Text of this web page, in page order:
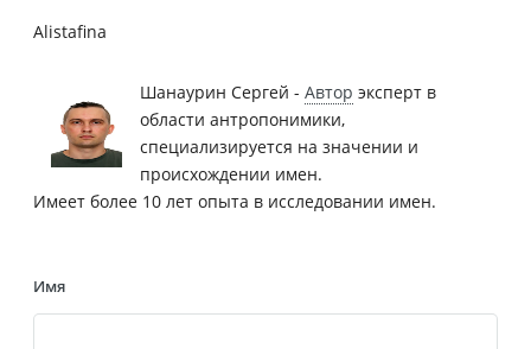
Alistafina
Шанаурин Сергей - Автор эксперт в
области антропонимики,
специализируется на значении и
происхождении имен.
Имеет более 10 лет опыта в исследовании имен.
Имя